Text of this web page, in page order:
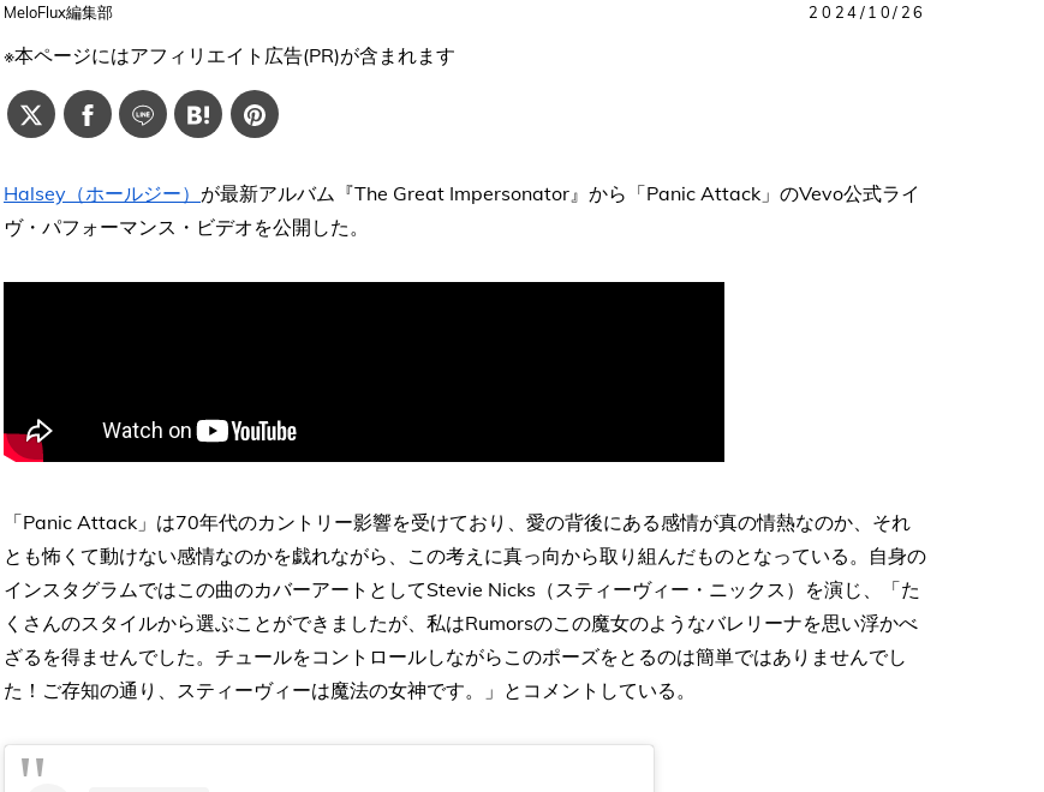
MeloFlux編集部 2024/10/26
※本ページにはアフィリエイト広告(PR)が含まれます
Halsey（ホールジー） が最新アルバム『The Great Impersonator』から「Panic Attack」のVevo公式ライ
ヴ・パフォーマンス・ビデオを公開した。
「Panic Attack」は70年代のカントリー影響を受けており、愛の背後にある感情が真の情熱なのか、それ
とも怖くて動けない感情なのかを戯れながら、この考えに真っ向から取り組んだものとなっている。自身の
インスタグラムではこの曲のカバーアートとしてStevie Nicks（スティーヴィー・ニックス）を演じ、「た
くさんのスタイルから選ぶことができましたが、私はRumorsのこの魔女のようなバレリーナを思い浮かべ
ざるを得ませんでした。チュールをコントロールしながらこのポーズをとるのは簡単ではありませんでし
た！ご存知の通り、スティーヴィーは魔法の女神です。」とコメントしている。